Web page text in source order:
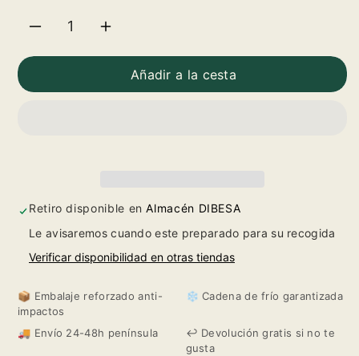
Gusano
Rojo
cantidad
Gusano
Rojo
Añadir a la cesta
Retiro disponible enAlmacén DIBESA
Le avisaremos cuando este preparado para su recogida
Verificar disponibilidad en otras tiendas
📦 Embalaje reforzado anti-
impactos
❄️ Cadena de frío garantizada
🚚 Envío 24-48h península
↩️ Devolución gratis si no te
gusta